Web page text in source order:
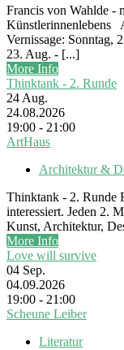
Francis von Wahlde -
Künstlerinnenlebens
Vernissage: Sonntag,
23. Aug. - [...]
More Info
Thinktank - 2. Runde
24 Aug.
24.08.2026
19:00 - 21:00
ArtHaus
Architektur &
Thinktank - 2. Runde
interessiert. Jeden 2.
Kunst, Architektur,
More Info
Love will survive
04 Sep.
04.09.2026
19:00 - 21:00
Scheune Leiber
Literatur